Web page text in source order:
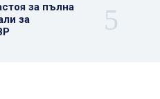
за пълна
за